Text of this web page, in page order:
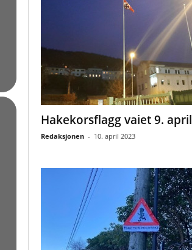
Hakekorsflagg vaiet 9. april
Redaksjonen - 10. april 2023